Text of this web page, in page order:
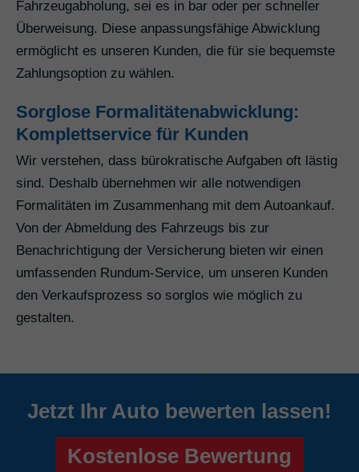
Fahrzeugabholung, sei es in bar oder per schneller
Überweisung. Diese anpassungsfähige Abwicklung
ermöglicht es unseren Kunden, die für sie bequemste
Zahlungsoption zu wählen.
Sorglose Formalitätenabwicklung:
Komplettservice für Kunden
Wir verstehen, dass bürokratische Aufgaben oft lästig
sind. Deshalb übernehmen wir alle notwendigen
Formalitäten im Zusammenhang mit dem Autoankauf.
Von der Abmeldung des Fahrzeugs bis zur
Benachrichtigung der Versicherung bieten wir einen
umfassenden Rundum-Service, um unseren Kunden
den Verkaufsprozess so sorglos wie möglich zu
gestalten.
Jetzt Ihr Auto bewerten lassen!
Kostenlose Bewertung